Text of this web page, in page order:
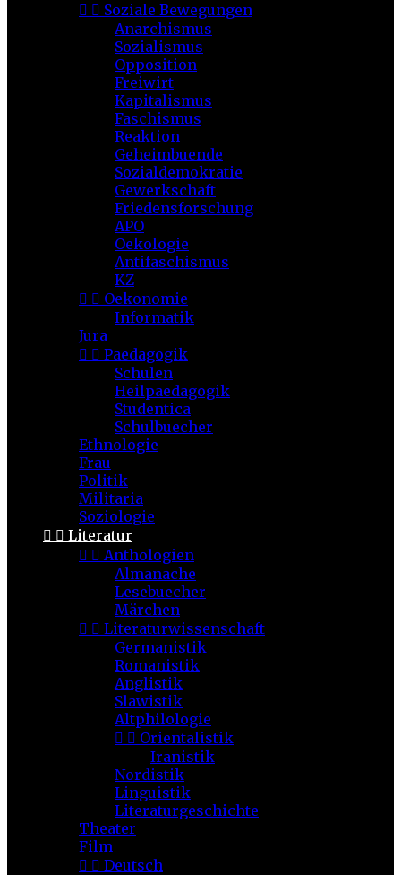
  Soziale Bewegungen
Anarchismus
Sozialismus
Opposition
Freiwirt
Kapitalismus
Faschismus
Reaktion
Geheimbuende
Sozialdemokratie
Gewerkschaft
Friedensforschung
APO
Oekologie
Antifaschismus
KZ
  Oekonomie
Informatik
Jura
  Paedagogik
Schulen
Heilpaedagogik
Studentica
Schulbuecher
Ethnologie
Frau
Politik
Militaria
Soziologie
  Literatur
  Anthologien
Almanache
Lesebuecher
Märchen
  Literaturwissenschaft
Germanistik
Romanistik
Anglistik
Slawistik
Altphilologie
  Orientalistik
Iranistik
Nordistik
Linguistik
Literaturgeschichte
Theater
Film
  Deutsch